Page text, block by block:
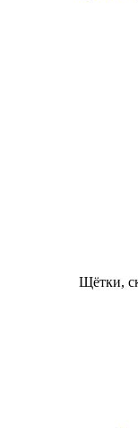
Щётки,